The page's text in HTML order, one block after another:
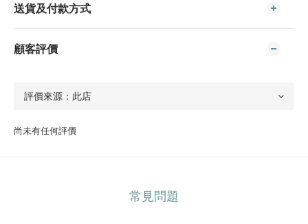
送貨及付款方式
顧客評價
尚未有任何評價
常見問題